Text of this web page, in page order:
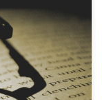
na całym
leków z nią
wytycznych w
[…]